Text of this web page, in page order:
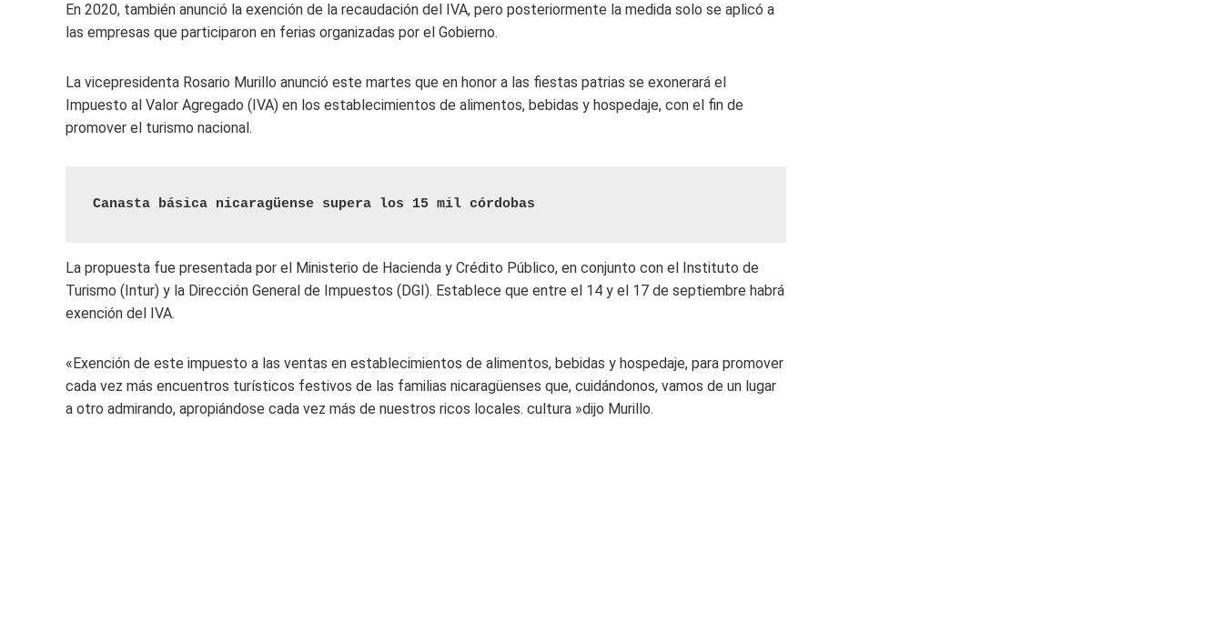
En 2020, también anunció la exención de la recaudación del IVA, pero posteriormente la medida solo se aplicó a
las empresas que participaron en ferias organizadas por el Gobierno.
La vicepresidenta Rosario Murillo anunció este martes que en honor a las fiestas patrias se exonerará el
Impuesto al Valor Agregado (IVA) en los establecimientos de alimentos, bebidas y hospedaje, con el fin de
promover el turismo nacional.
Canasta básica nicaragüense supera los 15 mil córdobas
La propuesta fue presentada por el Ministerio de Hacienda y Crédito Público, en conjunto con el Instituto de
Turismo (Intur) y la Dirección General de Impuestos (DGI). Establece que entre el 14 y el 17 de septiembre habrá
exención del IVA.
«Exención de este impuesto a las ventas en establecimientos de alimentos, bebidas y hospedaje, para promover
cada vez más encuentros turísticos festivos de las familias nicaragüenses que, cuidándonos, vamos de un lugar
a otro admirando, apropiándose cada vez más de nuestros ricos locales. cultura »dijo Murillo.